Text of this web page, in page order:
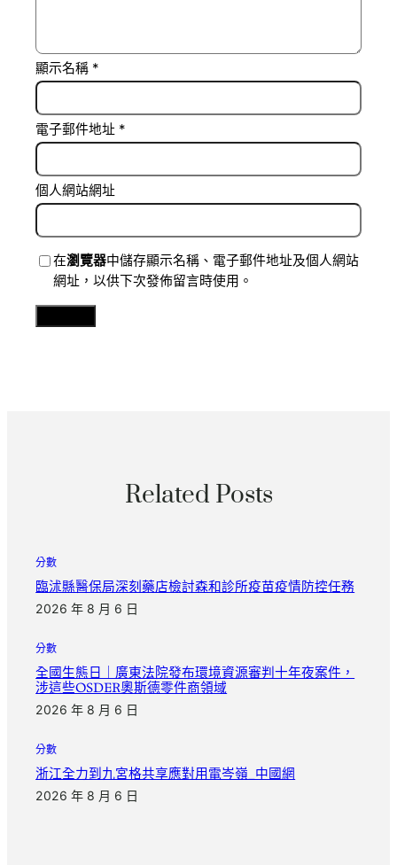
顯示名稱 *
電子郵件地址 *
個人網站網址
在瀏覽器中儲存顯示名稱、電子郵件地址及個人網站
網址，以供下次發佈留言時使用。
Related Posts
分數
臨沭縣醫保局深刻藥店檢討森和診所疫苗疫情防控任務
2026 年 8 月 6 日
分數
全國生態日｜廣東法院發布環境資源審判十年夜案件，
涉這些OSDER奧斯德零件商領域
2026 年 8 月 6 日
分數
浙江全力到九宮格共享應對用電岑嶺_中國網
2026 年 8 月 6 日